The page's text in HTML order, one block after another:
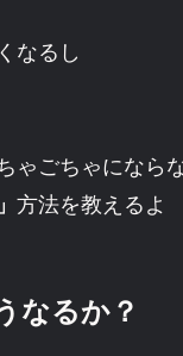
なるし
ゃごちゃになら
方法を教えるよ
なるか？